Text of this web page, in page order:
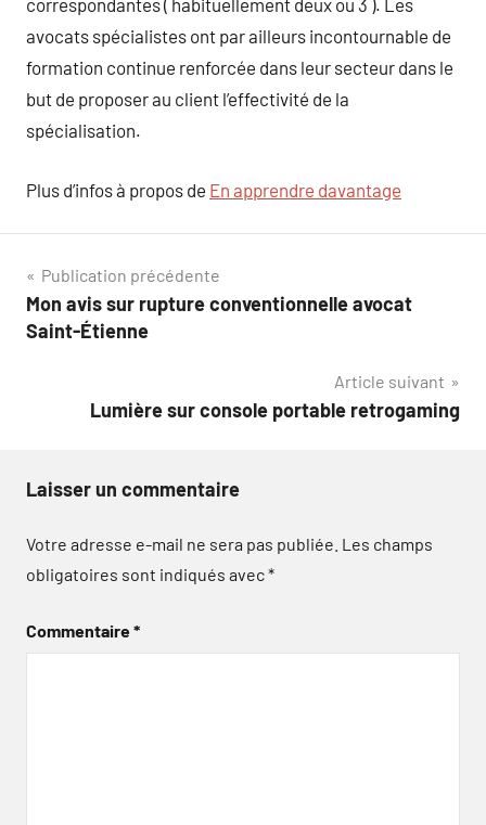
correspondantes ( habituellement deux ou 3 ). Les
avocats spécialistes ont par ailleurs incontournable de
formation continue renforcée dans leur secteur dans le
but de proposer au client l’effectivité de la
spécialisation.
Plus d’infos à propos de En apprendre davantage
Navigation
de
Publication précédente
Mon avis sur rupture conventionnelle avocat
Saint-Étienne
Article suivant
Lumière sur console portable retrogaming
Laisser un commentaire
Votre adresse e-mail ne sera pas publiée. Les champs
obligatoires sont indiqués avec*
Commentaire*